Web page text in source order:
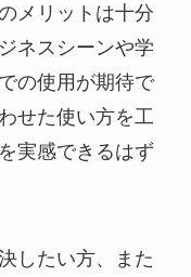
メリットは十分
ネスシーンや学
の使用が期待で
せた使い方を工
実感できるはず
したい方、また